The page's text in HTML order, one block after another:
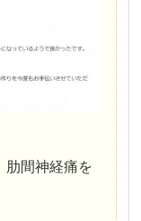
肋間神経痛を